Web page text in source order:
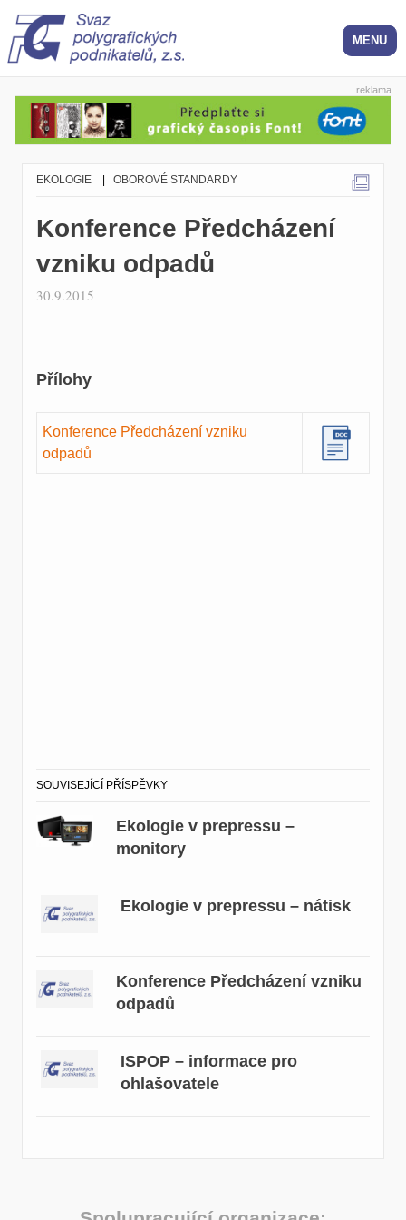
reklama
EKOLOGIE OBOROVÉ STANDARDY
Konference Předcházení
vzniku odpadů
30.9.2015
Přílohy
Konference Předcházení vzniku
odpadů
SOUVISEJÍCÍ PŘÍSPĚVKY
Ekologie v prepressu –
monitory
Ekologie v prepressu – nátisk
Konference Předcházení vzniku
odpadů
ISPOP – informace pro
ohlašovatele